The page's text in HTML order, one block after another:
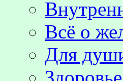
Всё о
Для